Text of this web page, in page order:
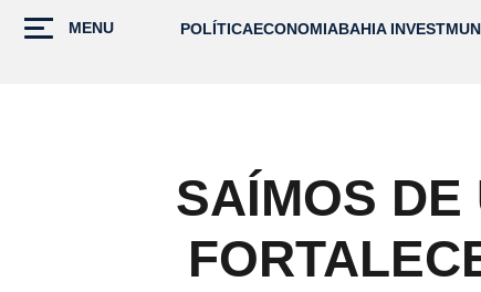
MENU POLÍTICAECONOMIABAHIA INVEST
SAÍMOS DE